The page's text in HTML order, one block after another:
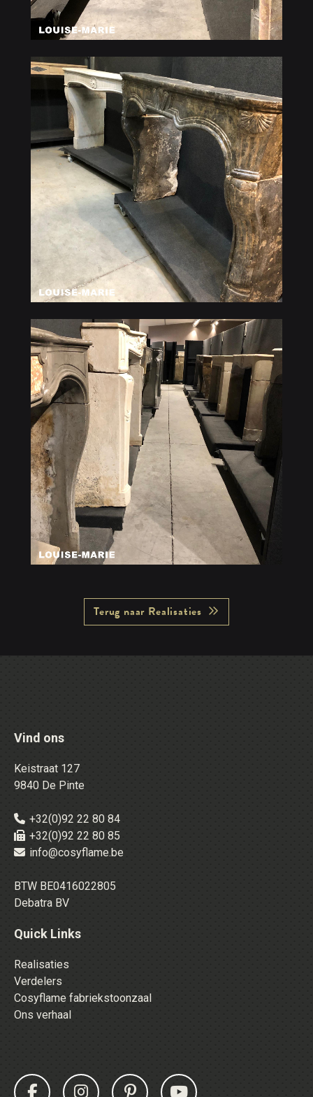
Terug naar Realisaties
Vind ons
Keistraat 127
9840 De Pinte
+32(0)92 22 80 84
+32(0)92 22 80 85
info@cosyflame.be
BTW BE0416022805
Debatra BV
Quick Links
Realisaties
Verdelers
Cosyflame fabriekstoonzaal
Ons verhaal